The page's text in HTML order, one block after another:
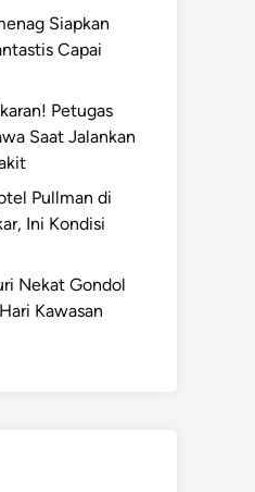
Siapkan
Capai
Petugas
Saat Jalankan
Pullman di
Ini Kondisi
Nekat Gondol
Kawasan